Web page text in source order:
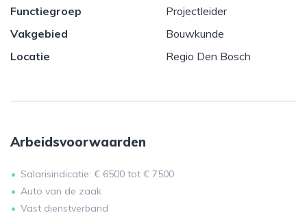
Functiegroep
Projectleider
Vakgebied
Bouwkunde
Locatie
Regio Den Bosch
Arbeidsvoorwaarden
Salarisindicatie: € 6500 tot € 7500
Auto van de zaak
Vast dienstverband